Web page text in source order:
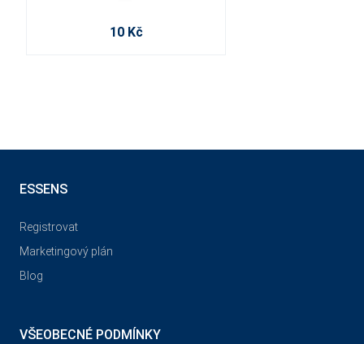
10 Kč
ESSENS
Registrovat
Marketingový plán
Blog
VŠEOBECNÉ PODMÍNKY